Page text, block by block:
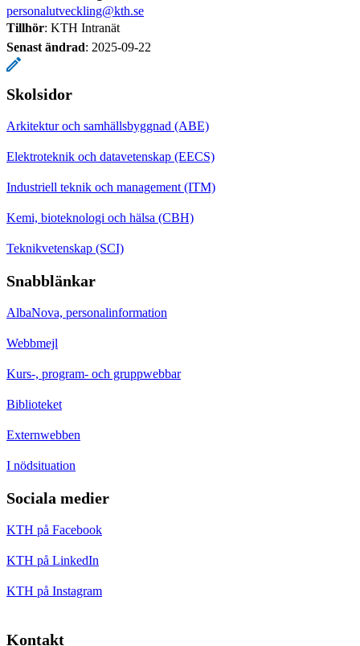
personalutveckling@kth.se
Tillhör: KTH Intranät
Senast ändrad: 2025-09-22
Skolsidor
Arkitektur och samhällsbyggnad (ABE)
Elektroteknik och datavetenskap (EECS)
Industriell teknik och management (ITM)
Kemi, bioteknologi och hälsa (CBH)
Teknikvetenskap (SCI)
Snabblänkar
AlbaNova, personalinformation
Webbmejl
Kurs-, program- och gruppwebbar
Biblioteket
Externwebben
I nödsituation
Sociala medier
KTH på Facebook
KTH på LinkedIn
KTH på Instagram
Kontakt